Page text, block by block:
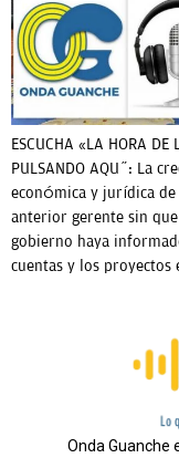
ESCUCHA «LA HORA DE
PULSANDO AQUÍ: La
económica y jurídica de
anterior gerente sin
gobierno haya
cuentas y los proyectos
Onda Guanche